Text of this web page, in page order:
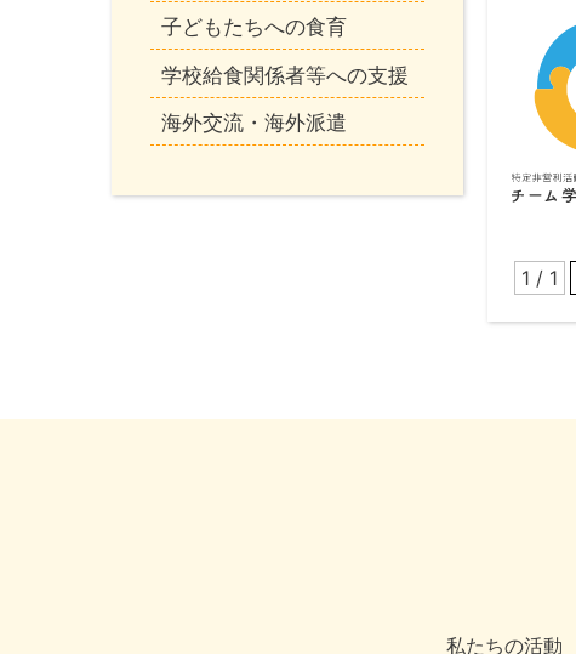
1 / 1
子どもたちへの食育
学校給食関係者等への支援
海外交流・海外派遣
私たちの活動